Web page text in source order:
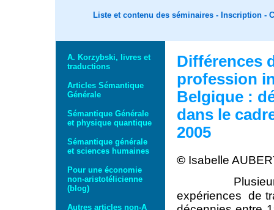
Liste et contenu des séminaires- Inscription-
A. Korzybski, livres et
traductions
Articles Sémantique
Générale
Sémantique Générale
et physique quantique
Sémantique générale
et sciences humaines
Pour une économie
non-aristotélicienne
(blog)
Autres articles non-A
Différences
profession
Belgique :
dans le
2005
© Isabelle
expériences de